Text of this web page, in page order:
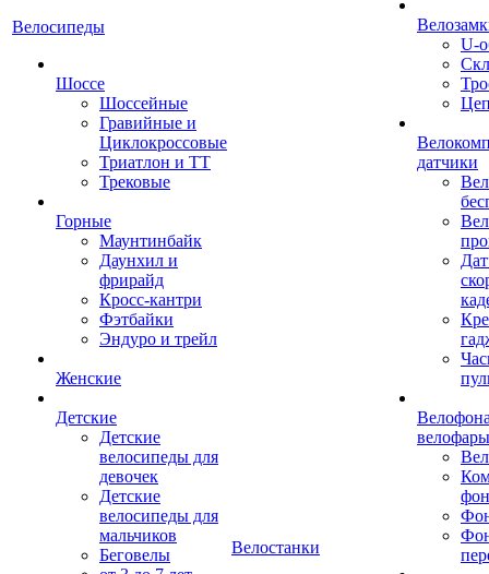
Велосипеды
Шоссе
Шоссейные
Гравийные и
Циклокроссовые
Триатлон и ТТ
Трековые
Горные
Маунтинбайк
Даунхил и
фрирайд
Кросс-кантри
Фэтбайки
Эндуро и трейл
Женские
Детские
Детские
велосипеды для
девочек
Детские
велосипеды для
мальчиков
Беговелы
Велостанки
U-
датчики
велофары